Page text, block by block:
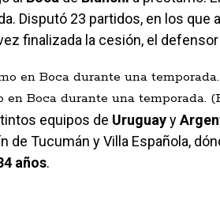
Disputó 23 partidos, en los que
finalizada la cesión, el
Boca durante una temporada.
equipos de Uruguayy
de Tucumán y Villa Española,
años.